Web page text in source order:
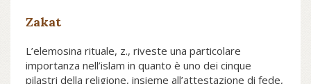
Zakat
L’elemosina rituale, z., riveste una particolare
importanza nell’islam in quanto è uno dei cinque
pilastri della religione, insieme all’attestazione di fede,